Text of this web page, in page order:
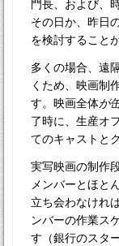
門長、および、
その日か、昨日
を検討すること
多くの場合、遠
くため、映画制
す。映画全体が
了時に、生産オ
てのキャストと
実写映画の制作
メンバーとほと
立ち会わなけれ
ンバーの作業ス
す（銀行のスタ